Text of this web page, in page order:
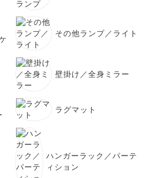
その他ランプ／ライト
壁掛け／全身ミラー
ラグマット
ハンガーラック／パーテ
ィション